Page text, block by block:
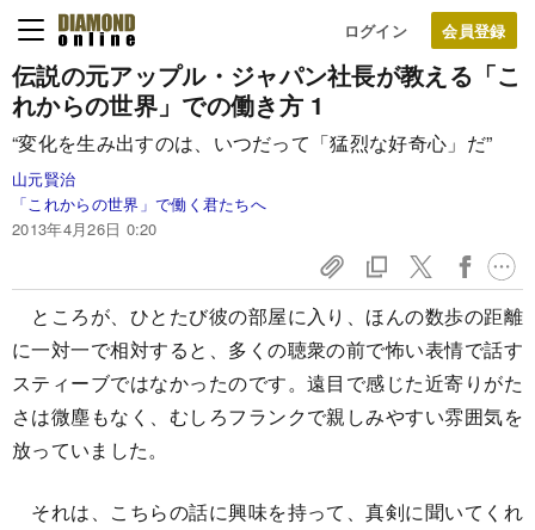
ログイン
伝説の元アップル・ジャパン社長が教える 「こ
れからの世界」での働き方 1
“変化を生み出すのは、いつだって「猛烈な好奇心」だ”
山元賢治
「これからの世界」で働く君たちへ
2013年4月26日 0:20
ところが、ひとたび彼の部屋に入り、ほんの数歩の距離
に一対一で相対すると、多くの聴衆の前で怖い表情で話す
スティーブではなかったのです。遠目で感じた近寄りがた
さは微塵もなく、むしろフランクで親しみやすい雰囲気を
放っていました。
それは、こちらの話に興味を持って、真剣に聞いてくれ